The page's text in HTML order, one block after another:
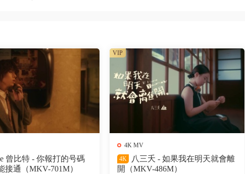
曾比特 - 你報打的号碼
接通（MKV-701M）
4K MV
4K
八三夭 - 如果我在明天就會離
開（MKV-486M）
VIP